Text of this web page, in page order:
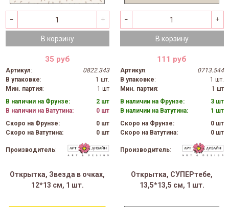
В корзину
35 руб
Артикул:
0822.343
В упаковке:
1 шт.
Мин. партия:
1 шт
В наличии на Фрунзе:
2 шт
В наличии на Ватутина:
0 шт
Скоро на Фрунзе:
0 шт
Скоро на Ватутина:
0 шт
Производитель:
В корзину
111 руб
Артикул:
0713.544
В упаковке:
1 шт.
Мин. партия:
1 шт
В наличии на Фрунзе:
3 шт
В наличии на Ватутина:
1 шт
Скоро на Фрунзе:
0 шт
Скоро на Ватутина:
0 шт
Производитель:
Открытка, Звезда в очках,
12*13 см, 1 шт.
Открытка, СУПЕРтебе,
13,5*13,5 см, 1 шт.